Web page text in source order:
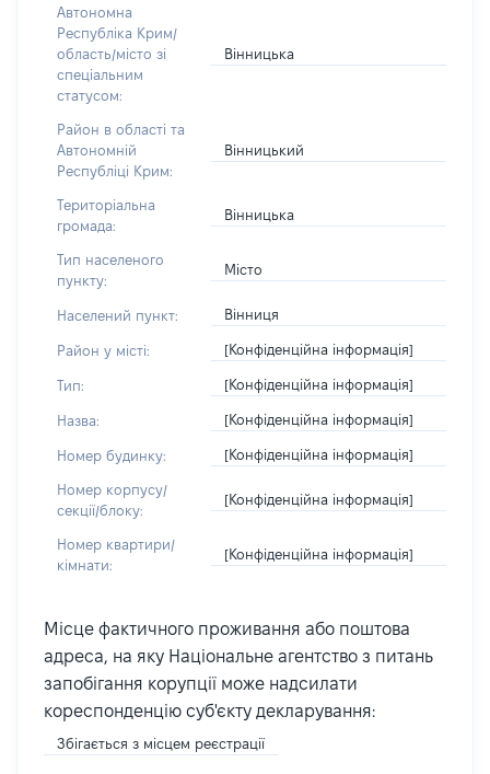
Автономна
Республіка Крим/
область/місто зі
спеціальним
статусом:
Вінницька
Район в області та
Автономній
Республіці Крим:
Вінницький
Територіальна
громада:
Вінницька
Тип населеного
пункту:
Місто
Населений пункт: Вінниця
Район у місті: [Конфіденційна інформація]
Тип: [Конфіденційна інформація]
Назва: [Конфіденційна інформація]
Номер будинку: [Конфіденційна інформація]
Номер корпусу/
секції/блоку:
[Конфіденційна інформація]
Номер квартири/
кімнати:
[Конфіденційна інформація]
Місце фактичного проживання або поштова
адреса, на яку Національне агентство з питань
запобігання корупції може надсилати
кореспонденцію суб'єкту декларування:
Збігається з місцем реєстрації